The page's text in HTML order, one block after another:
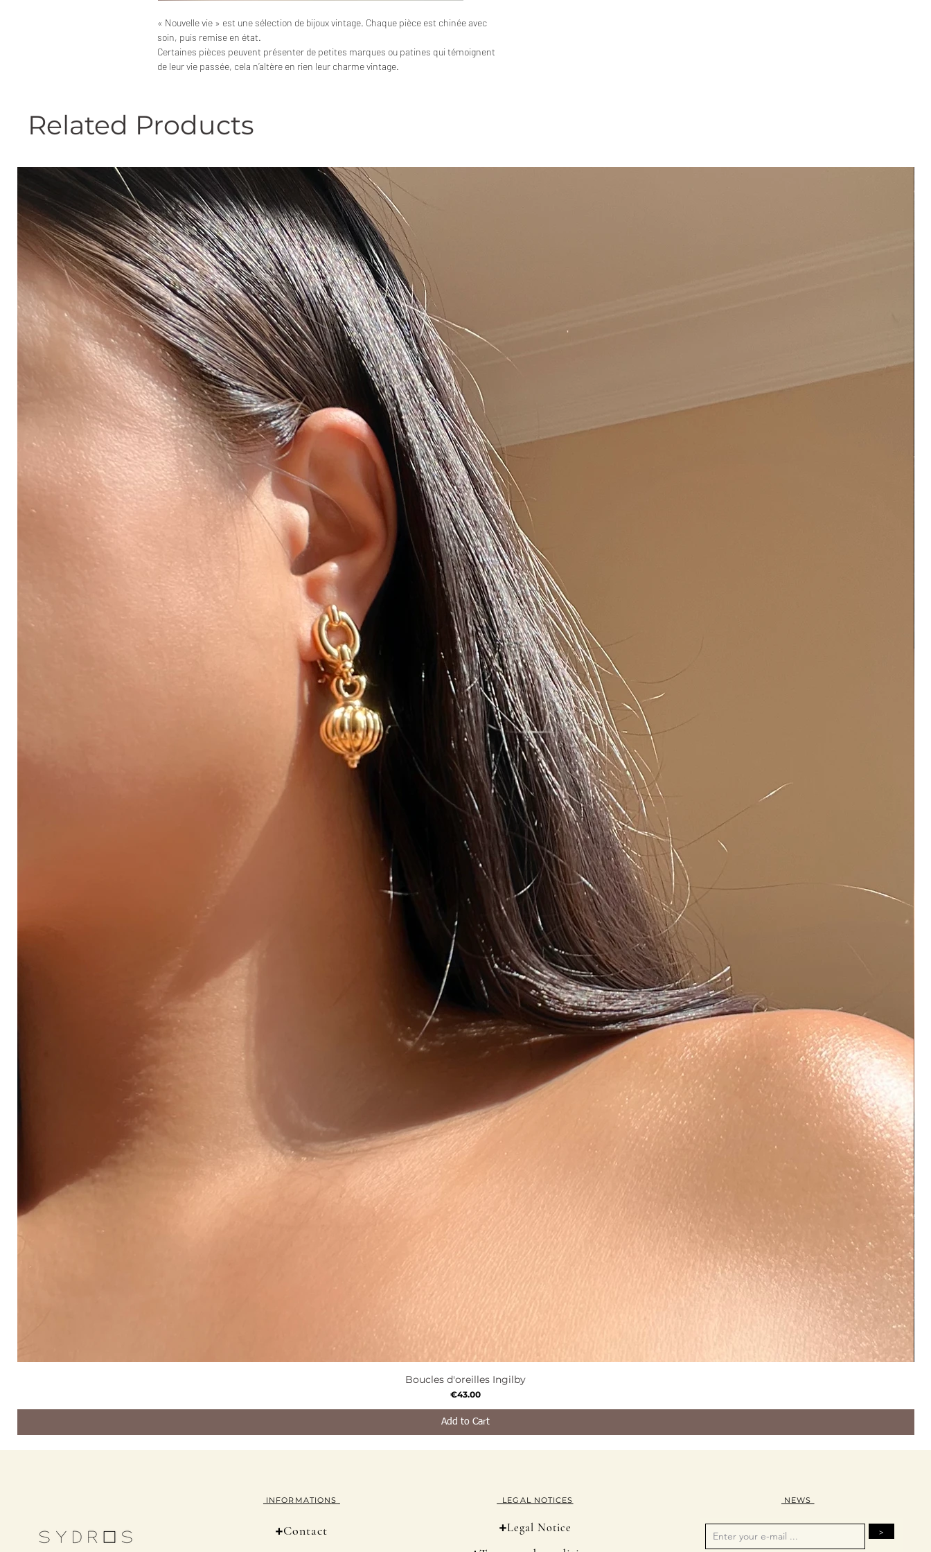
« Nouvelle vie » est une sélection de bijoux vintage. Chaque pièce est chinée avec
soin, puis remise en état.
Certaines pièces peuvent présenter de petites marques ou patines qui témoignent
de leur vie passée, cela n’altère en rien leur charme vintage.
Related Products
Quick View
Boucles d'oreilles Ingilby
Price
€43.00
Add to Cart
INFORMATIONS
+Contact
LEGAL NOTICES
+Legal Notice
NEWS
>